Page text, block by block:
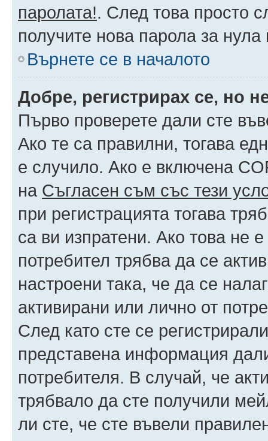
паролата!. След това просто
получите нова парола за
Върнете се в началото
Добре, регистрирах се, но
Първо проверете дали сте
Ако те са правилни, тогава
е случило. Ако е включена
на Съгласен съм със тези
при регистрацията тогава
са ви изпратени. Ако това не
потребител трябва да се
настроени така, че да се
активирани или лично от
След като сте се
представена информация
потребителя. В случай, че
трябвало да сте получили
ли сте, че сте въвели